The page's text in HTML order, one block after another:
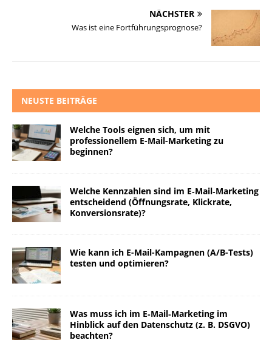
NÄCHSTER
Was ist eine Fortführungsprognose?
NEUSTE BEITRÄGE
Welche Tools eignen sich, um mit
professionellem E-Mail-Marketing zu
beginnen?
Welche Kennzahlen sind im E‑Mail‑Marketing
entscheidend (Öffnungsrate, Klickrate,
Konversionsrate)?
Wie kann ich E-Mail-Kampagnen (A/B-Tests)
testen und optimieren?
Was muss ich im E‑Mail‑Marketing im
Hinblick auf den Datenschutz (z. B. DSGVO)
beachten?